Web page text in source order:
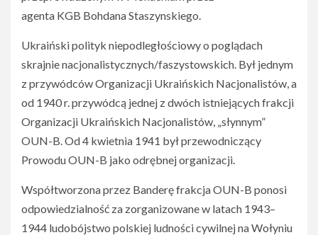
agenta KGB Bohdana Staszynskiego.
Ukraiński polityk niepodległościowy o poglądach
skrajnie nacjonalistycznych/faszystowskich. Był jednym
z przywódców Organizacji Ukraińskich Nacjonalistów, a
od 1940 r. przywódcą jednej z dwóch istniejących frakcji
Organizacji Ukraińskich Nacjonalistów, „słynnym”
OUN-B. Od 4 kwietnia 1941 był przewodniczący
Prowodu OUN-B jako odrębnej organizacji.
Współtworzona przez Banderę frakcja OUN-B ponosi
odpowiedzialność za zorganizowane w latach 1943–
1944 ludobójstwo polskiej ludności cywilnej na Wołyniu